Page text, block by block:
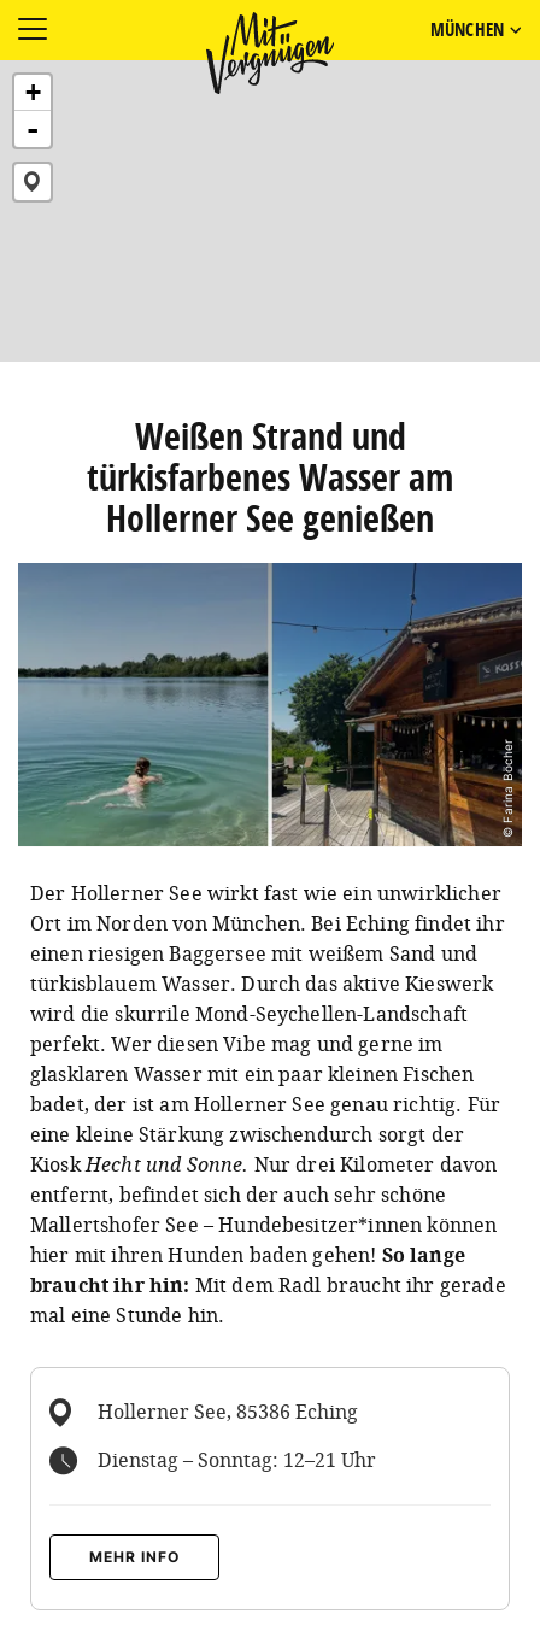
MÜNCHEN
+
-
Weißen Strand und
türkisfarbenes Wasser am
Hollerner See genießen
© Farina Böcher
Der Hollerner See wirkt fast wie ein unwirklicher
Ort im Norden von München. Bei Eching findet ihr
einen riesigen Baggersee mit weißem Sand und
türkisblauem Wasser. Durch das aktive Kieswerk
wird die skurrile Mond-Seychellen-Landschaft
perfekt. Wer diesen Vibe mag und gerne im
glasklaren Wasser mit ein paar kleinen Fischen
badet, der ist am Hollerner See genau richtig. Für
eine kleine Stärkung zwischendurch sorgt der
KioskHecht und Sonne. Nur drei Kilometer davon
entfernt, befindet sich der auch sehr schöne
Mallertshofer See – Hundebesitzer*innen können
hier mit ihren Hunden baden gehen! So lange
braucht ihr hin: Mit dem Radl braucht ihr gerade
mal eine Stunde hin.
Hollerner See, 85386 Eching
Dienstag – Sonntag: 12–21 Uhr
MEHR INFO